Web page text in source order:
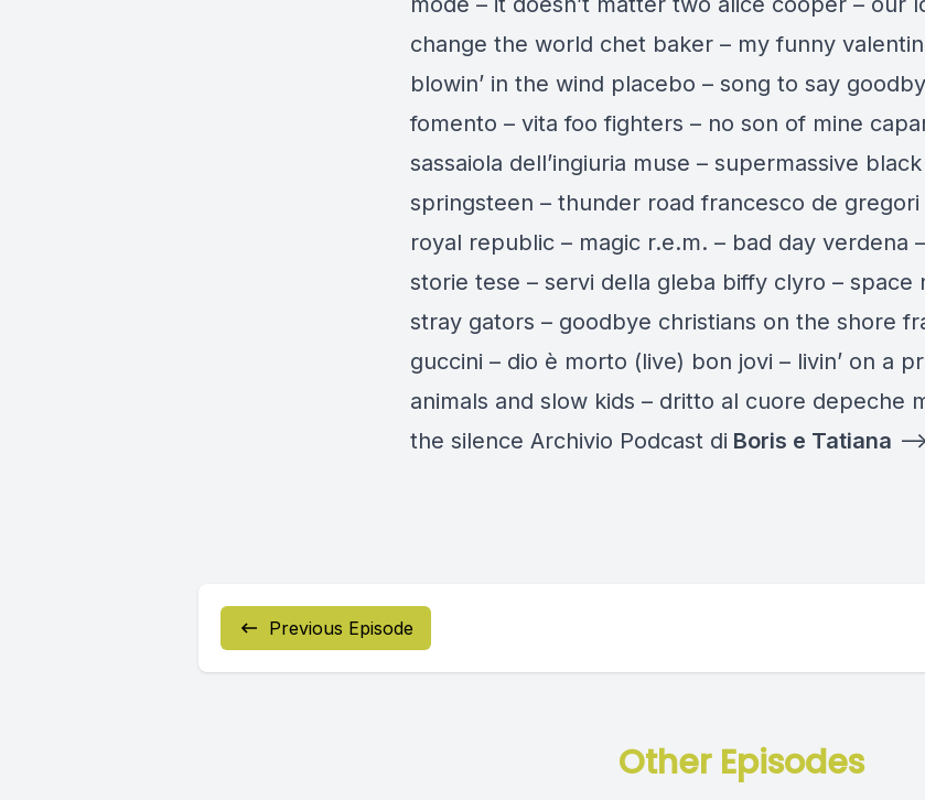
change the world chet baker – my funny
blowin’ in the wind placebo – song to say
fomento – vita foo fighters – no son of mine
sassaiola dell’ingiuria muse – supermassive
springsteen – thunder road francesco de gregori
royal republic – magic r.e.m. – bad day verdena
storie tese – servi della gleba biffy clyro – space
stray gators – goodbye christians on the shore
guccini – dio è morto (live) bon jovi – livin’ on a
animals and slow kids – dritto al cuore depeche
the silence Archivio Podcast di Boris e Tatiana
Previous Episode
Other Episodes